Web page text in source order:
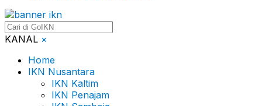
KANAL ×
Home
IKN Nusantara
IKN Kaltim
IKN Penajam